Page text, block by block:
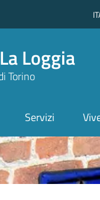
Loggia
Torino
Servizi